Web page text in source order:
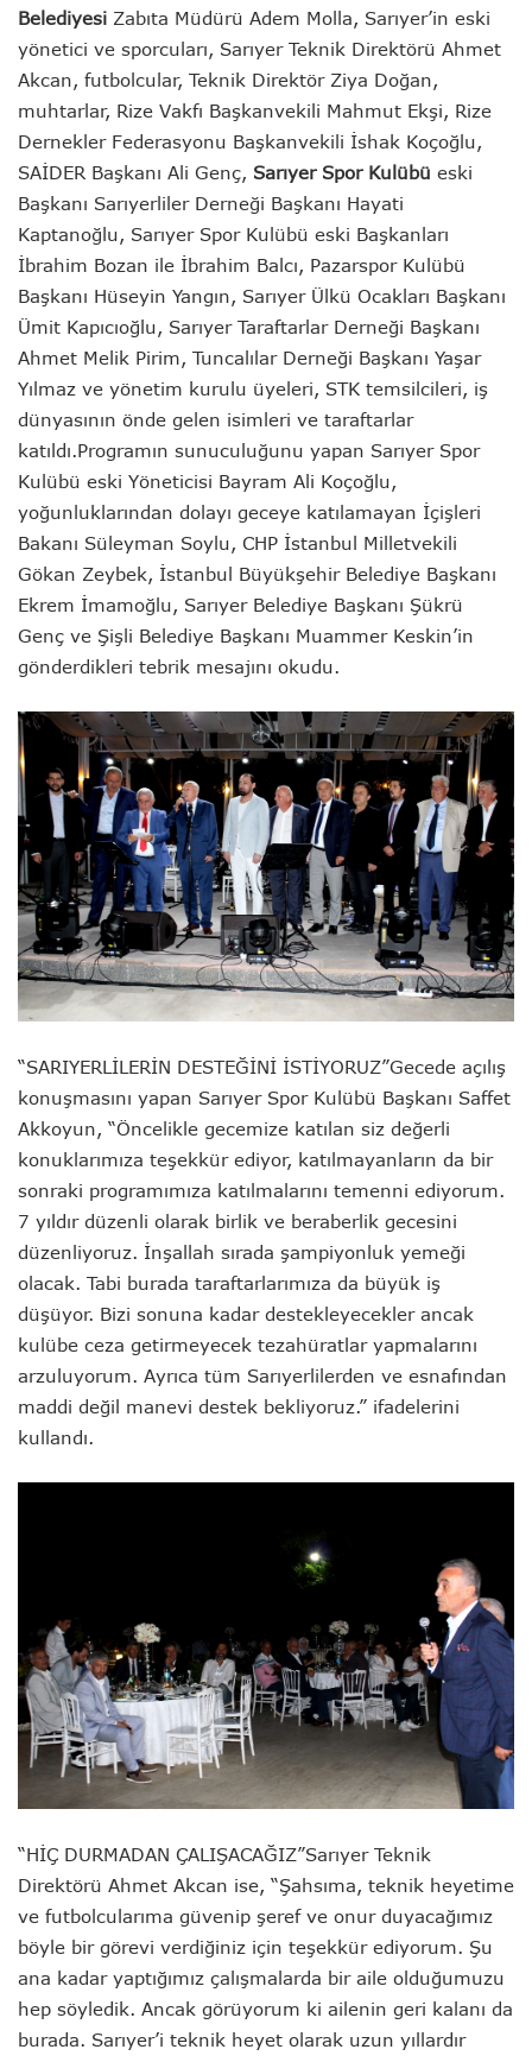
Belediyesi Zabıta Müdürü Adem Molla, Sarıyer’in eski
yönetici ve sporcuları, Sarıyer Teknik Direktörü Ahmet
Akcan, futbolcular, Teknik Direktör Ziya Doğan,
muhtarlar, Rize Vakfı Başkanvekili Mahmut Ekşi, Rize
Dernekler Federasyonu Başkanvekili İshak Koçoğlu,
SAİDER Başkanı Ali Genç, Sarıyer Spor Kulübü eski
Başkanı Sarıyerliler Derneği Başkanı Hayati
Kaptanoğlu, Sarıyer Spor Kulübü eski Başkanları
İbrahim Bozan ile İbrahim Balcı, Pazarspor Kulübü
Başkanı Hüseyin Yangın, Sarıyer Ülkü Ocakları Başkanı
Ümit Kapıcıoğlu, Sarıyer Taraftarlar Derneği Başkanı
Ahmet Melik Pirim, Tuncalılar Derneği Başkanı Yaşar
Yılmaz ve yönetim kurulu üyeleri, STK temsilcileri, iş
dünyasının önde gelen isimleri ve taraftarlar
katıldı.Programın sunuculuğunu yapan Sarıyer Spor
Kulübü eski Yöneticisi Bayram Ali Koçoğlu,
yoğunluklarından dolayı geceye katılamayan İçişleri
Bakanı Süleyman Soylu, CHP İstanbul Milletvekili
Gökan Zeybek, İstanbul Büyükşehir Belediye Başkanı
Ekrem İmamoğlu, Sarıyer Belediye Başkanı Şükrü
Genç ve Şişli Belediye Başkanı Muammer Keskin’in
gönderdikleri tebrik mesajını okudu.
“SARIYERLİLERİN DESTEĞİNİ İSTİYORUZ”Gecede açılış
konuşmasını yapan Sarıyer Spor Kulübü Başkanı Saffet
Akkoyun, “Öncelikle gecemize katılan siz değerli
konuklarımıza teşekkür ediyor, katılmayanların da bir
sonraki programımıza katılmalarını temenni ediyorum.
7 yıldır düzenli olarak birlik ve beraberlik gecesini
düzenliyoruz. İnşallah sırada şampiyonluk yemeği
olacak. Tabi burada taraftarlarımıza da büyük iş
düşüyor. Bizi sonuna kadar destekleyecekler ancak
kulübe ceza getirmeyecek tezahüratlar yapmalarını
arzuluyorum. Ayrıca tüm Sarıyerlilerden ve esnafından
maddi değil manevi destek bekliyoruz.” ifadelerini
kullandı.
“HİÇ DURMADAN ÇALIŞACAĞIZ”Sarıyer Teknik
Direktörü Ahmet Akcan ise, “Şahsıma, teknik heyetime
ve futbolcularıma güvenip şeref ve onur duyacağımız
böyle bir görevi verdiğiniz için teşekkür ediyorum. Şu
ana kadar yaptığımız çalışmalarda bir aile olduğumuzu
hep söyledik. Ancak görüyorum ki ailenin geri kalanı da
burada. Sarıyer’i teknik heyet olarak uzun yıllardır